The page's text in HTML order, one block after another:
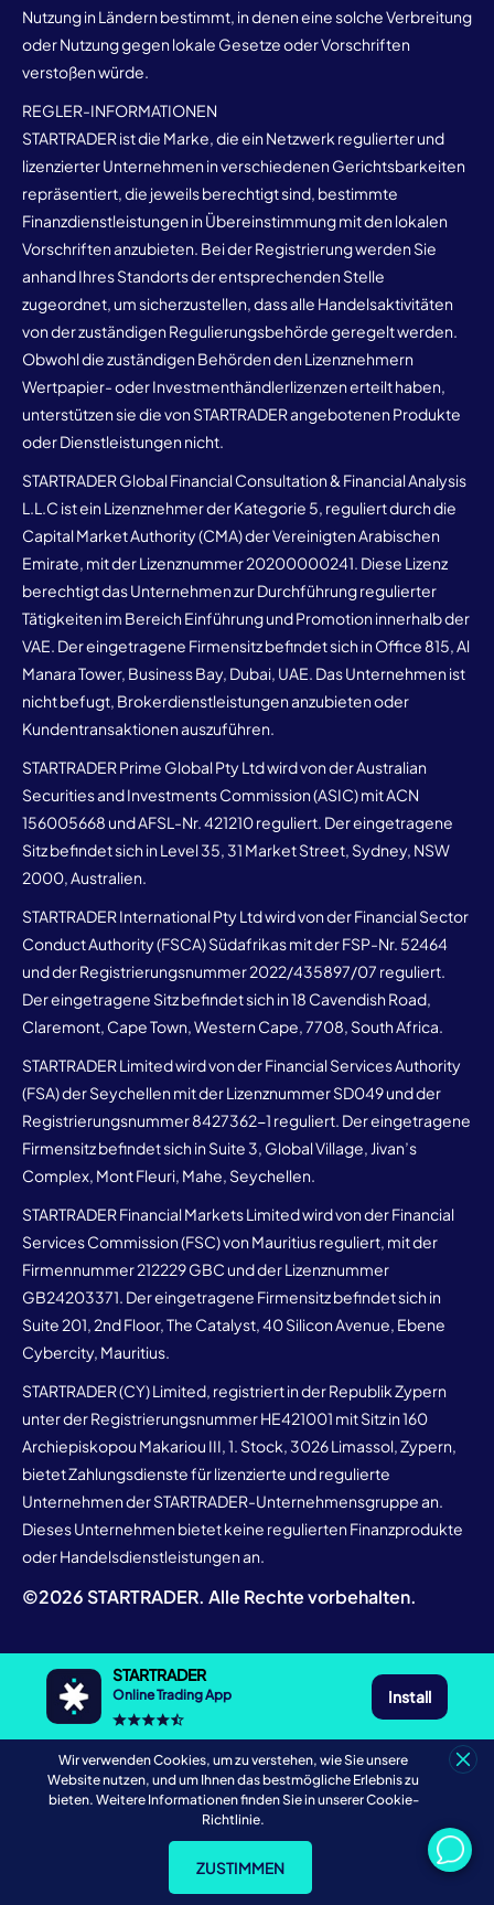
Nutzung in Ländern bestimmt, in denen eine solche Verbreitung
oder Nutzung gegen lokale Gesetze oder Vorschriften
verstoßen würde.
REGLER-INFORMATIONEN
STARTRADER ist die Marke, die ein Netzwerk regulierter und
lizenzierter Unternehmen in verschiedenen Gerichtsbarkeiten
repräsentiert, die jeweils berechtigt sind, bestimmte
Finanzdienstleistungen in Übereinstimmung mit den lokalen
Vorschriften anzubieten. Bei der Registrierung werden Sie
anhand Ihres Standorts der entsprechenden Stelle
zugeordnet, um sicherzustellen, dass alle Handelsaktivitäten
von der zuständigen Regulierungsbehörde geregelt werden.
Obwohl die zuständigen Behörden den Lizenznehmern
Wertpapier- oder Investmenthändlerlizenzen erteilt haben,
unterstützen sie die von STARTRADER angebotenen Produkte
oder Dienstleistungen nicht.
STARTRADER Global Financial Consultation & Financial Analysis
L.L.C ist ein Lizenznehmer der Kategorie 5, reguliert durch die
Capital Market Authority (CMA) der Vereinigten Arabischen
Emirate, mit der Lizenznummer 20200000241. Diese Lizenz
berechtigt das Unternehmen zur Durchführung regulierter
Tätigkeiten im Bereich Einführung und Promotion innerhalb der
VAE. Der eingetragene Firmensitz befindet sich in Office 815, Al
Manara Tower, Business Bay, Dubai, UAE. Das Unternehmen ist
nicht befugt, Brokerdienstleistungen anzubieten oder
Kundentransaktionen auszuführen.
STARTRADER Prime Global Pty Ltd wird von der Australian
Securities and Investments Commission (ASIC) mit ACN
156005668 und AFSL-Nr. 421210 reguliert. Der eingetragene
Sitz befindet sich in Level 35, 31 Market Street, Sydney, NSW
2000, Australien.
STARTRADER International Pty Ltd wird von der Financial Sector
Conduct Authority (FSCA) Südafrikas mit der FSP-Nr. 52464
und der Registrierungsnummer 2022/435897/07 reguliert.
Der eingetragene Sitz befindet sich in 18 Cavendish Road,
Claremont, Cape Town, Western Cape, 7708, South Africa.
STARTRADER Limited wird von der Financial Services Authority
(FSA) der Seychellen mit der Lizenznummer SD049 und der
Registrierungsnummer 8427362-1 reguliert. Der eingetragene
Firmensitz befindet sich in Suite 3, Global Village, Jivan’s
Complex, Mont Fleuri, Mahe, Seychellen.
STARTRADER Financial Markets Limited wird von der Financial
Services Commission (FSC) von Mauritius reguliert, mit der
Firmennummer 212229 GBC und der Lizenznummer
GB24203371. Der eingetragene Firmensitz befindet sich in
Suite 201, 2nd Floor, The Catalyst, 40 Silicon Avenue, Ebene
Cybercity, Mauritius.
STARTRADER (CY) Limited, registriert in der Republik Zypern
unter der Registrierungsnummer HE421001 mit Sitz in 160
Archiepiskopou Makariou III, 1. Stock, 3026 Limassol, Zypern,
bietet Zahlungsdienste für lizenzierte und regulierte
Unternehmen der STARTRADER-Unternehmensgruppe an.
Dieses Unternehmen bietet keine regulierten Finanzprodukte
oder Handelsdienstleistungen an.
©2026 STARTRADER. Alle Rechte vorbehalten.
Wir verwenden Cookies, um zu verstehen, wie Sie unsere
Website nutzen, und um Ihnen das bestmögliche Erlebnis zu
bieten. Weitere Informationen finden Sie in unserer Cookie-
Richtlinie.
ZUSTIMMEN
STARTRADER
Online Trading App Install